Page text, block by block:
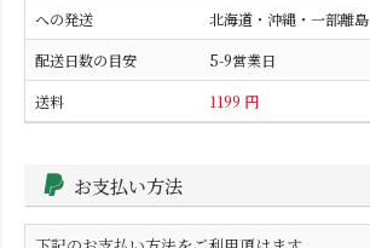
北海道・沖縄・一部離島
5-9営業日
1199 円
お支払い方法